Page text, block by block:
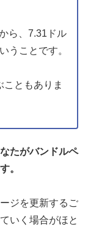
ら、7.31ドル
うことです。
ともありま
たがバンドルペ
。
ジを更新するご
いく場合がほと